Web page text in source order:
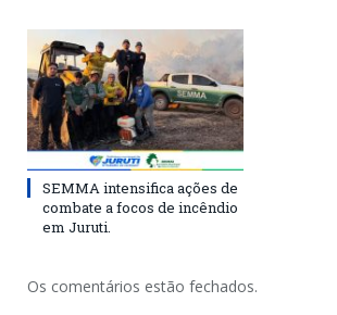
SEMMA intensifica ações de
combate a focos de incêndio
em Juruti.
Os comentários estão fechados.